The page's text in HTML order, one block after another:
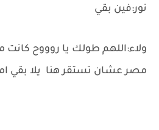
نور:فين بقي
ولاء:اللهم طولك يا روووح
مصر عشان تستقر هنا يلا بقي